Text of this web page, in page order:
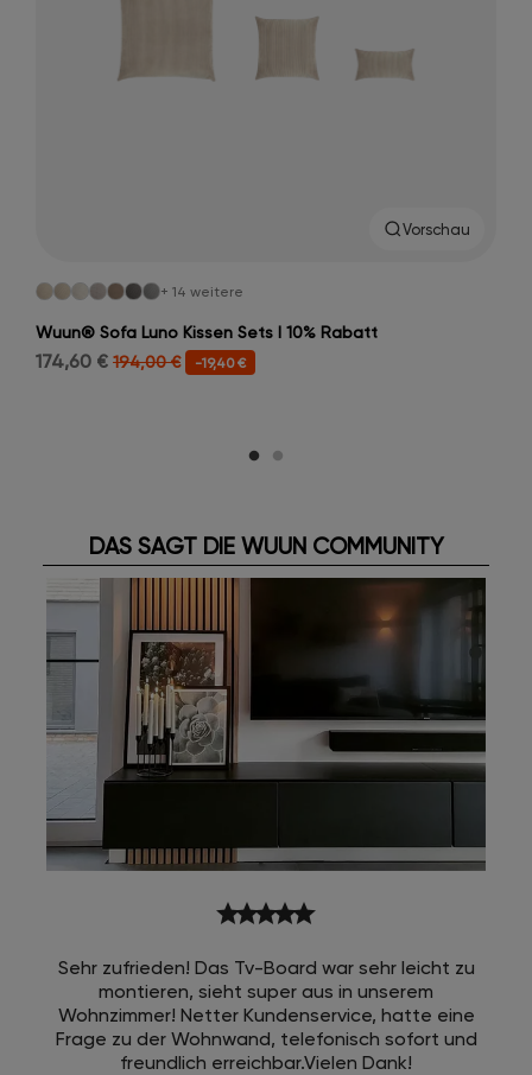
Vorschau
+ 14 weitere
Wuun® Sofa Luno Kissen Sets I 10% Rabatt
174,60 € 194,00 € -19,40 €
DAS SAGT DIE WUUN COMMUNITY
starstarstarstarstar
Sehr zufrieden! Das Tv-Board war sehr leicht zu
montieren, sieht super aus in unserem
Wohnzimmer! Netter Kundenservice, hatte eine
Frage zu der Wohnwand, telefonisch sofort und
freundlich erreichbar.Vielen Dank!